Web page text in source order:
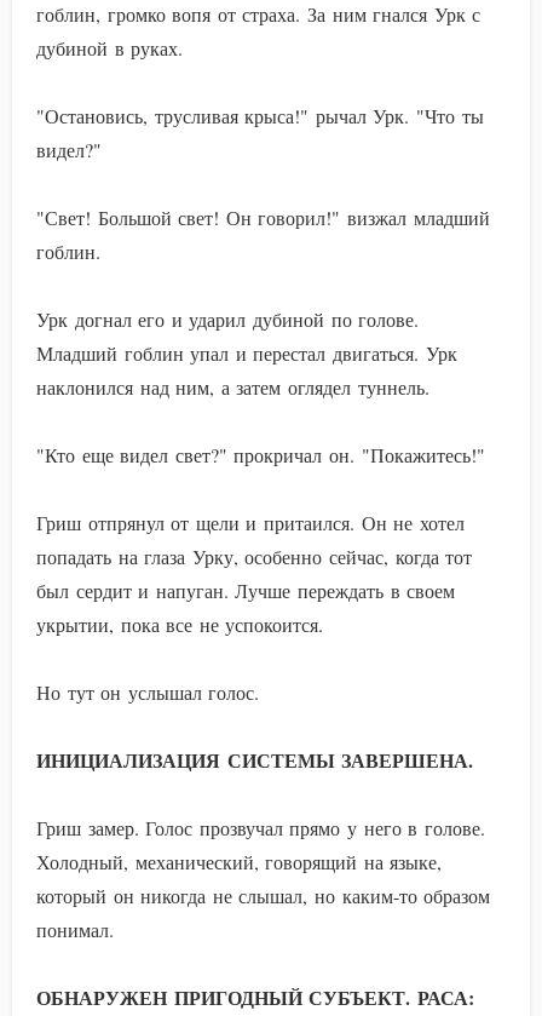
гоблин, громко вопя от страха. За ним гнался Урк с
дубиной в руках.
"Остановись, трусливая крыса!" рычал Урк. "Что ты
видел?"
"Свет! Большой свет! Он говорил!" визжал младший
гоблин.
Урк догнал его и ударил дубиной по голове.
Младший гоблин упал и перестал двигаться. Урк
наклонился над ним, а затем оглядел туннель.
"Кто еще видел свет?" прокричал он. "Покажитесь!"
Гриш отпрянул от щели и притаился. Он не хотел
попадать на глаза Урку, особенно сейчас, когда тот
был сердит и напуган. Лучше переждать в своем
укрытии, пока все не успокоится.
Но тут он услышал голос.
ИНИЦИАЛИЗАЦИЯ СИСТЕМЫ ЗАВЕРШЕНА.
Гриш замер. Голос прозвучал прямо у него в голове.
Холодный, механический, говорящий на языке,
который он никогда не слышал, но каким-то образом
понимал.
ОБНАРУЖЕН ПРИГОДНЫЙ СУБЪЕКТ. РАСА: